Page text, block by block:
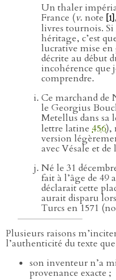
Un thaler
France (v. note [1]
livres tournois.
héritage, c’est
lucrative mise en
décrite au début
incohérence que
comprendre.
Ce marchand de
le Georgius
Metellus dans sa
lettre latine 456),
version
avec Vésale et
Né le 31
fait à l’âge de 49
déclarait cette
aurait disparu
Turcs en 1571
Plusieurs raisons
l’authenticité du texte
son inventeur n’a
provenance exacte ;